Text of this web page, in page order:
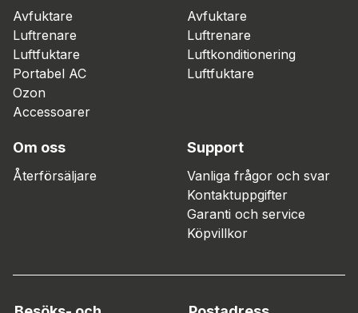
Avfuktare
Luftrenare
Luftfuktare
Portabel AC
Ozon
Accessoarer
Avfuktare
Luftrenare
Luftkonditionering
Luftfuktare
Om oss
Återförsäljare
Support
Vanliga frågor och svar
Kontaktuppgifter
Garanti och service
Köpvillkor